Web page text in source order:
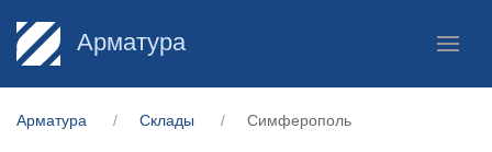
Арматура
Арматура Склады Симферополь